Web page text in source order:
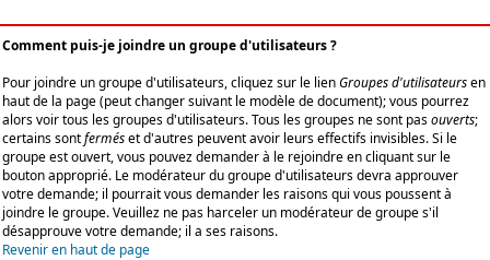
Comment puis-je joindre un groupe d'utilisateurs ?
Pour joindre un groupe d'utilisateurs, cliquez sur le lienGroupes d'utilisateursen
haut de la page (peut changer suivant le modèle de document); vous pourrez
alors voir tous les groupes d'utilisateurs. Tous les groupes ne sont pasouverts;
certains sontferméset d'autres peuvent avoir leurs effectifs invisibles. Si le
groupe est ouvert, vous pouvez demander à le rejoindre en cliquant sur le
bouton approprié. Le modérateur du groupe d'utilisateurs devra approuver
votre demande; il pourrait vous demander les raisons qui vous poussent à
joindre le groupe. Veuillez ne pas harceler un modérateur de groupe s'il
désapprouve votre demande; il a ses raisons.
Revenir en haut de page